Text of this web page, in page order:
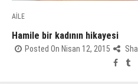
AİLE
Hamile bir kadının hikayesi
Posted On Nisan 12, 2015